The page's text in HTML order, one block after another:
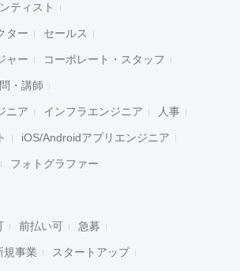
ティスト
ター セールス
ャー コーポレート・スタッフ
・講師
ニア インフラエンジニア 人事
iOS/Androidアプリエンジニア
フォトグラファー
前払い可 急募
規事業 スタートアップ